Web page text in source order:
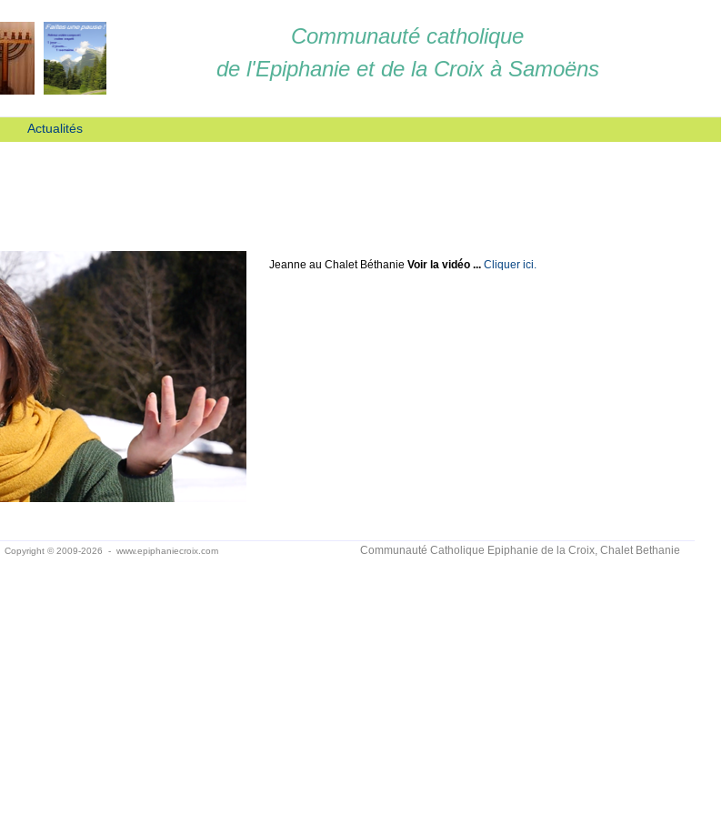
Communauté catholique
de l'Epiphanie et de la Croix à Samoëns
Actualités
Jeanne au Chalet Béthanie Voir la vidéo ... Cliquer ici.
Copyright © 2009-2026 - www.epiphaniecroix.com Communauté Catholique Epiphanie de la Croix, Chalet Bethanie